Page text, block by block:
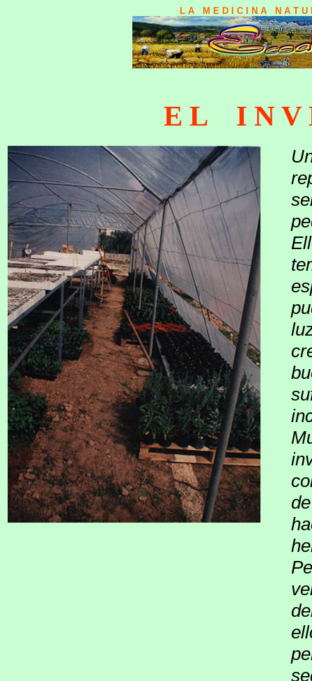
L A M E D I C I N A N A T
E L I N V